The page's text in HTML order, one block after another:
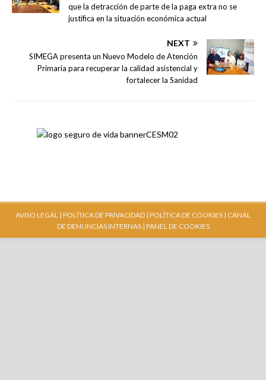
que la detracción de parte de la paga extra no se
justifica en la situación económica actual
NEXT
SIMEGA presenta un Nuevo Modelo de Atención
Primaria para recuperar la calidad asistencial y
fortalecer la Sanidad
AVISO LEGAL | POLÍTICA DE PRIVACIDAD | POLÍTICA DE COOKIES | CANAL
DE DENUNCIAS INTERNAS| PANEL DE COOKIES